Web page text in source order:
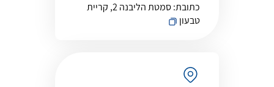
כתובת:
סמטת הליבנה 2, קריית
טבעון